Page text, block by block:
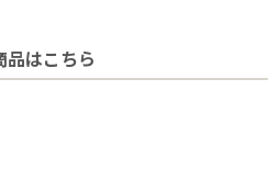
はこちら